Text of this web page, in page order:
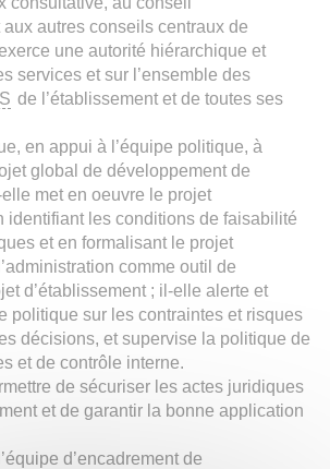
aux autres conseils centraux de
une autorité hiérarchique et
services et sur l’ensemble des
de l’établissement et de toutes ses
en appui à l’équipe politique, à
global de développement de
elle met en oeuvre le projet
identifiant les conditions de faisabilité
et en formalisant le projet
comme outil de
d’établissement ; il-elle alerte et
politique sur les contraintes et risques
décisions, et supervise la politique de
et de contrôle interne.
de sécuriser les actes juridiques
et de garantir la bonne application
d’encadrement de